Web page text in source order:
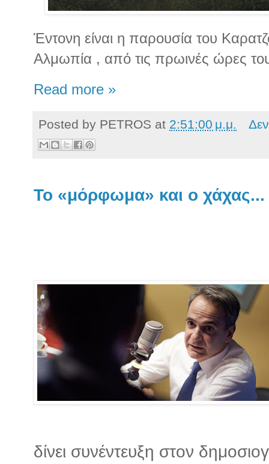
Έντονη είναι η παρουσία του
Αλμωπία , από τις πρωινές ώρες
Read more »
Posted by PETROS at 2:51:00 μ.μ.
Το «μόρφωμα» και ο χάχας...
δίνει συνέντευξη στον